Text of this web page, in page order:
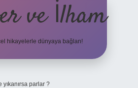
ve İlham
hikayelerle dünyaya bağlan!
parlar ?